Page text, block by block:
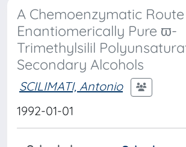
A Chemoenzymatic
Enantiomerically Pure ϖ-
Trimethylsilil
Secondary Alcohols
SCILIMATI, Antonio
1992-01-01